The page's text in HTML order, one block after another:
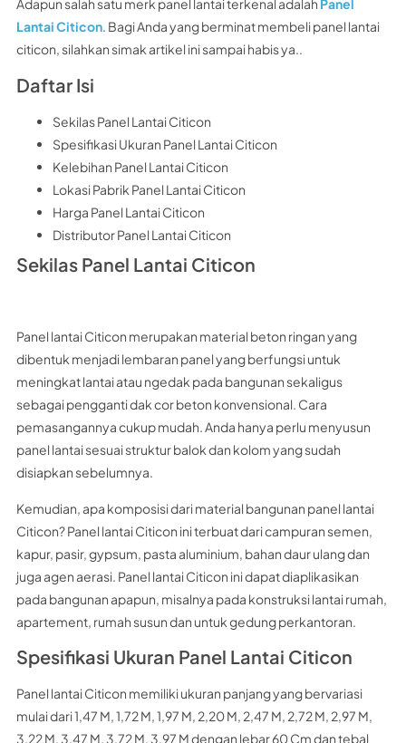
Adapun salah satu merk panel lantai terkenal adalah Panel
Lantai Citicon. Bagi Anda yang berminat membeli panel lantai
citicon, silahkan simak artikel ini sampai habis ya..
Daftar Isi
Sekilas Panel Lantai Citicon
Spesifikasi Ukuran Panel Lantai Citicon
Kelebihan Panel Lantai Citicon
Lokasi Pabrik Panel Lantai Citicon
Harga Panel Lantai Citicon
Distributor Panel Lantai Citicon
Sekilas Panel Lantai Citicon
Panel lantai Citicon merupakan material beton ringan yang
dibentuk menjadi lembaran panel yang berfungsi untuk
meningkat lantai atau ngedak pada bangunan sekaligus
sebagai pengganti dak cor beton konvensional. Cara
pemasangannya cukup mudah. Anda hanya perlu menyusun
panel lantai sesuai struktur balok dan kolom yang sudah
disiapkan sebelumnya.
Kemudian, apa komposisi dari material bangunan panel lantai
Citicon? Panel lantai Citicon ini terbuat dari campuran semen,
kapur, pasir, gypsum, pasta aluminium, bahan daur ulang dan
juga agen aerasi. Panel lantai Citicon ini dapat diaplikasikan
pada bangunan apapun, misalnya pada konstruksi lantai rumah,
apartement, rumah susun dan untuk gedung perkantoran.
Spesifikasi Ukuran Panel Lantai Citicon
Panel lantai Citicon memiliki ukuran panjang yang bervariasi
mulai dari 1,47 M, 1,72 M, 1,97 M, 2,20 M, 2,47 M, 2,72 M, 2,97 M,
3,22 M, 3,47 M, 3,72 M, 3,97 M dengan lebar 60 Cm dan tebal